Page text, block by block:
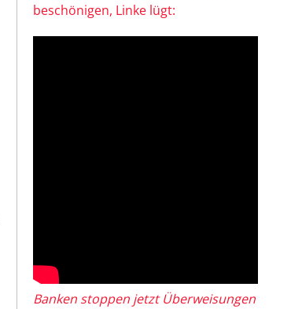
beschönigen, Linke lügt:
Banken stoppen jetzt Überweisungen